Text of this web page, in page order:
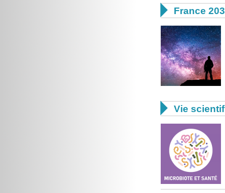
 France
 Vie